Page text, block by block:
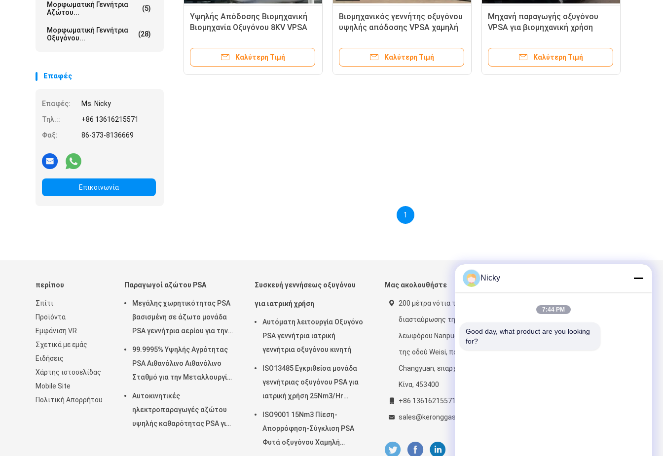
Μορφωματική Γεννήτρια
Αζώτου...
(5)
Μορφωματική Γεννήτρια
Οξυγόνου...
(28)
Επαφές
Επαφές:
Ms. Nicky
Τηλ.::
+86 13616215571
Φαξ:
86-373-8136669
Επικοινωνία
Υψηλής Απόδοσης Βιομηχανική
Βιομηχανία Οξυγόνου 8KV VPSA
Καλύτερη Τιμή
Βιομηχανικός γεννήτης οξυγόνου
υψηλής απόδοσης VPSA χαμηλή
Καλύτερη Τιμή
Μηχανή παραγωγής οξυγόνου
VPSA για βιομηχανική χρήση
Καλύτερη Τιμή
1
περίπου
Σπίτι
Προϊόντα
Εμφάνιση VR
Σχετικά με εμάς
Ειδήσεις
Χάρτης ιστοσελίδας
Mobile Site
Πολιτική Απορρήτου
Παραγωγοί αζώτου PSA
Μεγάλης χωρητικότητας PSA
βασισμένη σε άζωτο μονάδα
PSA γεννήτρια αερίου για την
επεξεργασία χαλκού
99.9995% Υψηλής Αγρότητας
PSA Αιθανόλινο Αιθανόλινο
Σταθμό για την Μεταλλουργία
Αυτοκινητικές
ηλεκτροπαραγωγές αζώτου
υψηλής καθαρότητας PSA για
Συσκευή γεννήσεως οξυγόνου
για ιατρική χρήση
Αυτόματη λειτουργία Οξυγόνο
PSA γεννήτρια ιατρική
γεννήτρια οξυγόνου κινητή
ISO13485 Εγκριθείσα μονάδα
γεννήτριας οξυγόνου PSA για
ιατρική χρήση 25Nm3/Hr
Μακρά διάρκεια ζωής
ISO9001 15Nm3 Πίεση-
Απορρόφηση-Σύγκλιση PSA
Φυτά οξυγόνου Χαμηλή
Μας ακολουθήστε
200 μέτρα νότια της
διασταύρωσης της
λεωφόρου Nanpuguiling και
της οδού Weisi, πόλη
Changyuan, επαρχία Henan,
Κίνα, 453400
+86 13616215571
sales@keronggas.com
Nicky
7:44 PM
Good day, what product are you looking
for?